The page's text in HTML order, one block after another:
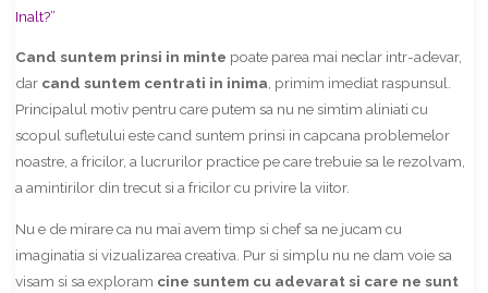
Inalt?”
Cand suntem prinsi in minte poate parea mai neclar intr-adevar,
dar cand suntem centrati in inima , primim imediat raspunsul.
Principalul motiv pentru care putem sa nu ne simtim aliniati cu
scopul sufletului este cand suntem prinsi in capcana problemelor
noastre, a fricilor, a lucrurilor practice pe care trebuie sa le rezolvam,
a amintirilor din trecut si a fricilor cu privire la viitor.
Nu e de mirare ca nu mai avem timp si chef sa ne jucam cu
imaginatia si vizualizarea creativa. Pur si simplu nu ne dam voie sa
visam si sa exploram cine suntem cu adevarat si care ne sunt